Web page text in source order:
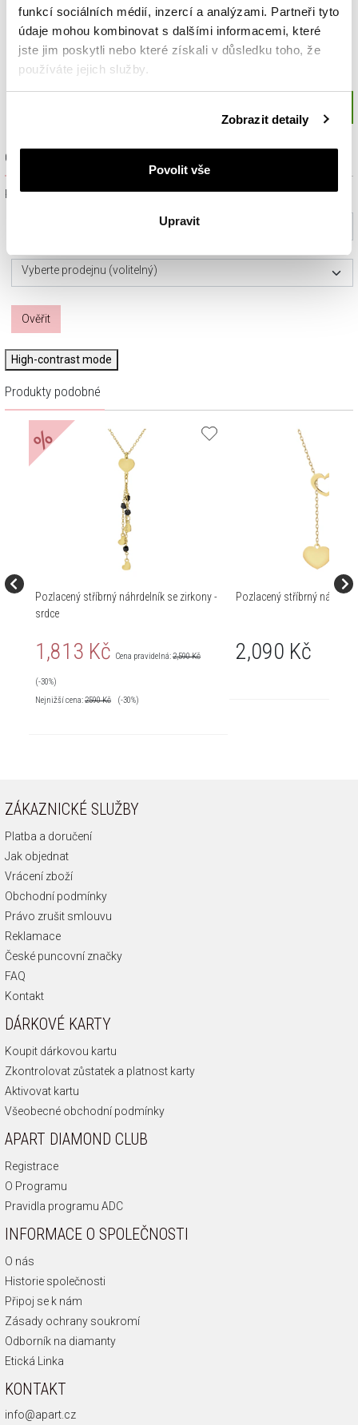
funkcí sociálních médií, inzercí a analýzami. Partneři tyto
údaje mohou kombinovat s dalšími informacemi, které
jste jim poskytli nebo které získali v důsledku toho, že
používáte jejich služby.
Zásadách ochrany osobních údajů
Zobrazit detaily
Povolit vše
Upravit
Ověřit dostupnost a rezervovat na prodejně
Prosím, vyberte ze seznamu město nebo konkrétní prodejnu
Vyberte prodejnu (volitelný)
Ověřit
High-contrast mode
Produkty podobné
%
Pozlacený stříbrný náhrdelník se zirkony -
srdce
1,813 Kč Cena pravidelná:2,590 Kč
(-30%)
Nejnižší cena:2590Kč (-30%)
Pozlacený stříbrný
2,090 Kč
ZÁKAZNICKÉ SLUŽBY
Platba a doručení
Jak objednat
Vrácení zboží
Obchodní podmínky
Právo zrušit smlouvu
Reklamace
České puncovní značky
FAQ
Kontakt
DÁRKOVÉ KARTY
Koupit dárkovou kartu
Zkontrolovat zůstatek a platnost karty
Aktivovat kartu
Všeobecné obchodní podmínky
APART DIAMOND CLUB
Registrace
O Programu
Pravidla programu ADC
INFORMACE O SPOLEČNOSTI
O nás
Historie společnosti
Připoj se k nám
Zásady ochrany soukromí
Odborník na diamanty
Etická Linka
KONTAKT
info@apart.cz